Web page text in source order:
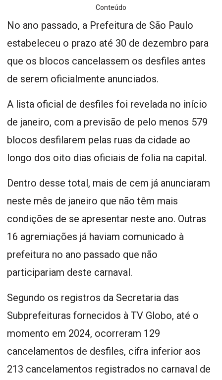
Conteúdo
No ano passado, a Prefeitura de São Paulo
estabeleceu o prazo até 30 de dezembro para
que os blocos cancelassem os desfiles antes
de serem oficialmente anunciados.
A lista oficial de desfiles foi revelada no início
de janeiro, com a previsão de pelo menos 579
blocos desfilarem pelas ruas da cidade ao
longo dos oito dias oficiais de folia na capital.
Dentro desse total, mais de cem já anunciaram
neste mês de janeiro que não têm mais
condições de se apresentar neste ano. Outras
16 agremiações já haviam comunicado à
prefeitura no ano passado que não
participariam deste carnaval.
Segundo os registros da Secretaria das
Subprefeituras fornecidos à TV Globo, até o
momento em 2024, ocorreram 129
cancelamentos de desfiles, cifra inferior aos
213 cancelamentos registrados no carnaval de